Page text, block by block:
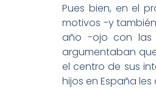
Pues bien, en el
motivos -y
año -ojo con las
argumentaban
el centro de sus
hijos en España